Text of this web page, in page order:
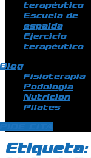
terapéutico
Escuela de
espalda
Ejercicio
terapéutico
Fisioterapia
Podologia
Nutricion
Pilates
Etiqueta: